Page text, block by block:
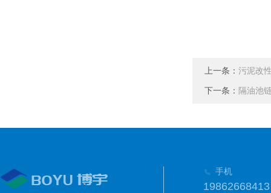
上一条： 污泥改
下一条： 隔油池
手机
19862668413